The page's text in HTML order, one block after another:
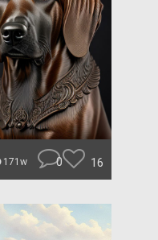
171w 0 16